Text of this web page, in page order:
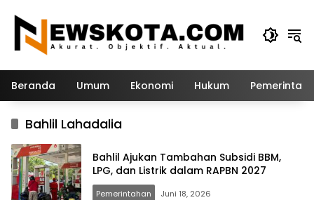
konten
Beranda Umum Ekonomi Hukum
Bahlil Lahadalia
Bahlil Ajukan Tambahan Subsidi BBM,
LPG, dan Listrik dalam RAPBN 2027
Pemerintahan Juni 18, 2026